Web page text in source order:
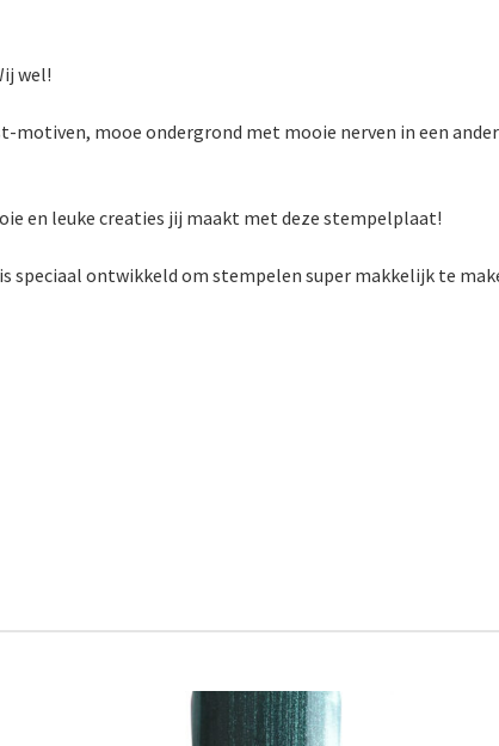
wel!
mooe ondergrond met mooie nerven in een
en leuke creaties jij maakt met deze stempelplaat!
speciaal ontwikkeld om stempelen super makkelijk te